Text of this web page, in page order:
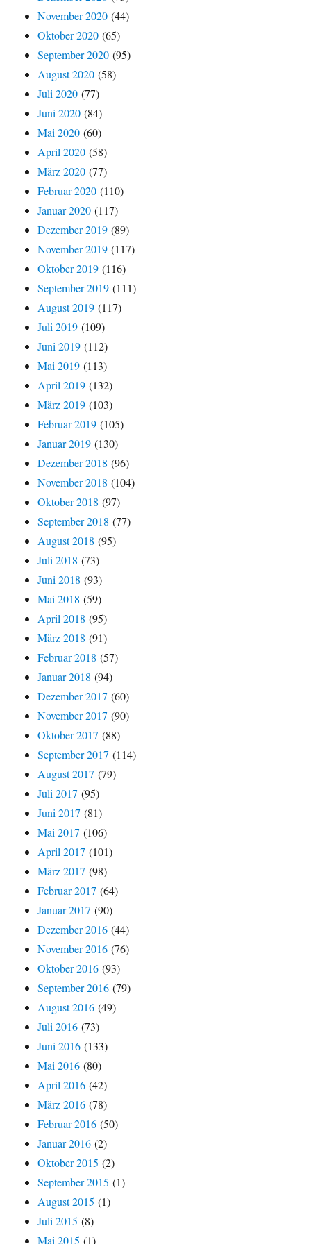
November 2020 (44)
Oktober 2020 (65)
September 2020 (95)
August 2020 (58)
Juli 2020 (77)
Juni 2020 (84)
Mai 2020 (60)
April 2020 (58)
März 2020 (77)
Februar 2020 (110)
Januar 2020 (117)
Dezember 2019 (89)
November 2019 (117)
Oktober 2019 (116)
September 2019 (111)
August 2019 (117)
Juli 2019 (109)
Juni 2019 (112)
Mai 2019 (113)
April 2019 (132)
März 2019 (103)
Februar 2019 (105)
Januar 2019 (130)
Dezember 2018 (96)
November 2018 (104)
Oktober 2018 (97)
September 2018 (77)
August 2018 (95)
Juli 2018 (73)
Juni 2018 (93)
Mai 2018 (59)
April 2018 (95)
März 2018 (91)
Februar 2018 (57)
Januar 2018 (94)
Dezember 2017 (60)
November 2017 (90)
Oktober 2017 (88)
September 2017 (114)
August 2017 (79)
Juli 2017 (95)
Juni 2017 (81)
Mai 2017 (106)
April 2017 (101)
März 2017 (98)
Februar 2017 (64)
Januar 2017 (90)
Dezember 2016 (44)
November 2016 (76)
Oktober 2016 (93)
September 2016 (79)
August 2016 (49)
Juli 2016 (73)
Juni 2016 (133)
Mai 2016 (80)
April 2016 (42)
März 2016 (78)
Februar 2016 (50)
Januar 2016 (2)
Oktober 2015 (2)
September 2015 (1)
August 2015 (1)
Juli 2015 (8)
Mai 2015 (1)